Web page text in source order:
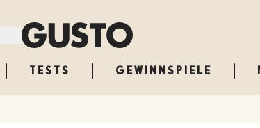
TESTS GEWINNSPIELE